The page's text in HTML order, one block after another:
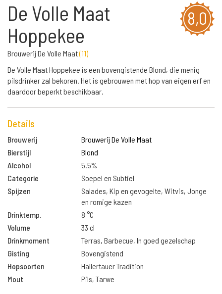
8,0
De Volle Maat
Hoppekee
Brouwerij De Volle Maat(11)
De Volle Maat Hoppekee is een bovengistende Blond, die menig
pilsdrinker zal bekoren. Het is gebrouwen met hop van eigen erf en
daardoor beperkt beschikbaar.
Details
Brouwerij
Brouwerij De Volle Maat
Bierstijl
Blond
Alcohol
5.5%
Categorie
Soepel en Subtiel
Spijzen
Salades, Kip en gevogelte, Witvis, Jonge
en romige kazen
Drinktemp.
8 °C
Volume
33 cl
Drinkmoment
Terras, Barbecue, In goed gezelschap
Gisting
Bovengistend
Hopsoorten
Hallertauer Tradition
Mout
Pils, Tarwe